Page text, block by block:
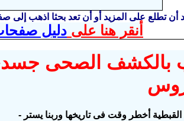
أن تطلع على المزيد أو أن تعد بحثا اذهب
أنقر هنا على دليل
بالكشف الصحى
القبطية أخطر وقت فى تاريخها وربنا يستر -